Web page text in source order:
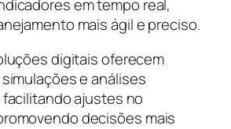
em tempo real,
mais ágil e preciso.
digitais oferecem
e análises
ajustes no
decisões mais